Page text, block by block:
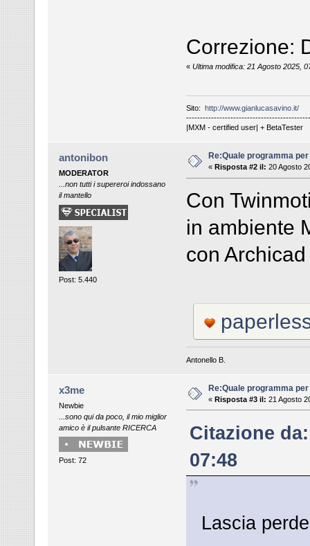
Correzione:
« Ultima modifica: 21 Agosto 2025,
Sito:
http://www.gianlucasavino.it/
|MXM - certified user| + BetaTester
antonibon
MODERATOR
...non tutti i supereroi indossano
il mantello
Post: 5.440
Re:Quale programma
« Risposta #2 il: 20 Agosto
Con
in ambiente
con
Antonello B.
x3me
Newbie
...sono qui da poco, il mio miglior
amico è il pulsante RICERCA
Post: 72
Re:Quale programma
« Risposta #3 il: 21 Agosto
Citazione
07:48
Lascia